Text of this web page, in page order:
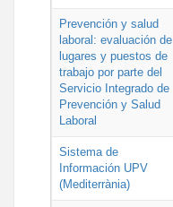
Prevención y salud
laboral: evaluación de
lugares y puestos de
trabajo por parte del
Servicio Integrado de
Prevención y Salud
Laboral
Sistema de
Información UPV
(Mediterrània)